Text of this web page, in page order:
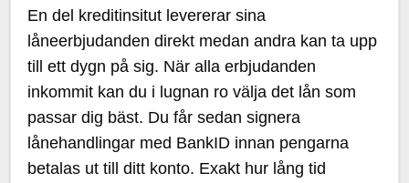
En del kreditinsitut levererar sina
låneerbjudanden direkt medan andra kan ta upp
till ett dygn på sig. När alla erbjudanden
inkommit kan du i lugnan ro välja det lån som
passar dig bäst. Du får sedan signera
lånehandlingar med BankID innan pengarna
betalas ut till ditt konto. Exakt hur lång tid